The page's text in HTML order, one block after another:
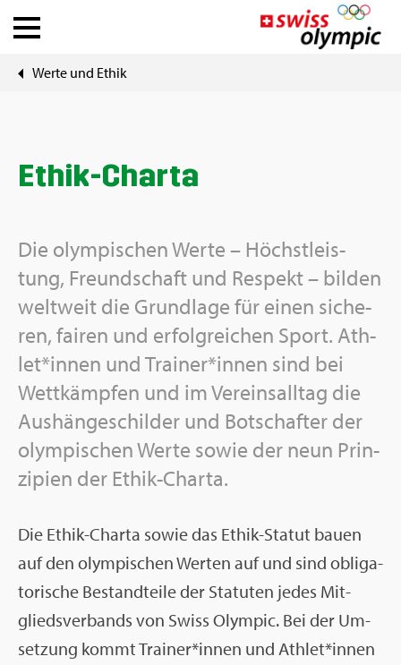
Ver­bän­de
Über Swiss Olym­pic
News
Tools
DE | FR
Werte und Ethik
Ethik-Char­ta
Die olym­pi­schen Werte – Höchst­leis­
tung, Freund­schaft und Re­spekt – bil­den
welt­weit die Grund­la­ge für einen si­che­
ren, fai­ren und er­folg­rei­chen Sport. Ath­
let*innen und Trai­ner*innen sind bei
Wett­kämp­fen und im Ver­eins­all­tag die
Aus­hän­ge­schil­der und Bot­schaf­ter der
olym­pi­schen Werte sowie der neun Prin­
zi­pi­en der Ethik-Char­ta.
Die Ethik-Char­ta sowie das Ethik-Sta­tut bauen
auf den olym­pi­schen Wer­ten auf und sind ob­li­ga­
to­ri­sche Be­stand­tei­le der Sta­tu­ten jedes Mit­
glieds­ver­bands von Swiss Olym­pic. Bei der Um­
set­zung kommt Trai­ner*innen und Ath­let*innen